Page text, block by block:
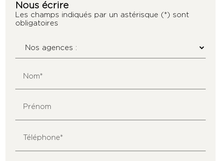
Nous écrire
Les champs indiqués par un astérisque (*) sont
obligatoires
Nom*
Prénom
Téléphone*